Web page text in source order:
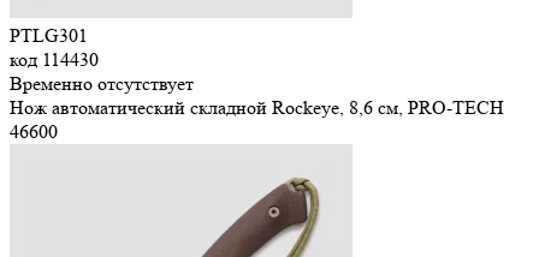
PTLG301
код 114430
Временно отсутствует
Нож автоматический складной Rockeye, 8,6 см, PRO-TECH
46600